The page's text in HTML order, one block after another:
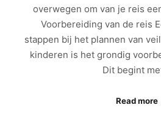
overwegen om van je reis
Voorbereiding van de reis
stappen bij het plannen van
kinderen is het grondig
Dit begint
Read more